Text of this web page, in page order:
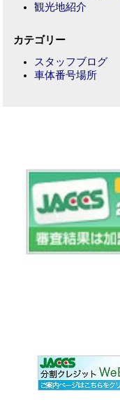
観光地紹介
カテゴリー
スタッフブログ
車体番号場所